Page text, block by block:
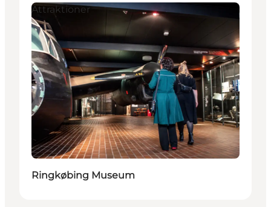
Attraktioner
Ringkøbing Museum